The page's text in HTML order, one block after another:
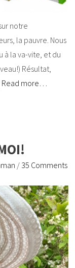
notre
la pauvre. Nous
à la va-vite, et du
Résultat,
Read more…
/ 35 Comments